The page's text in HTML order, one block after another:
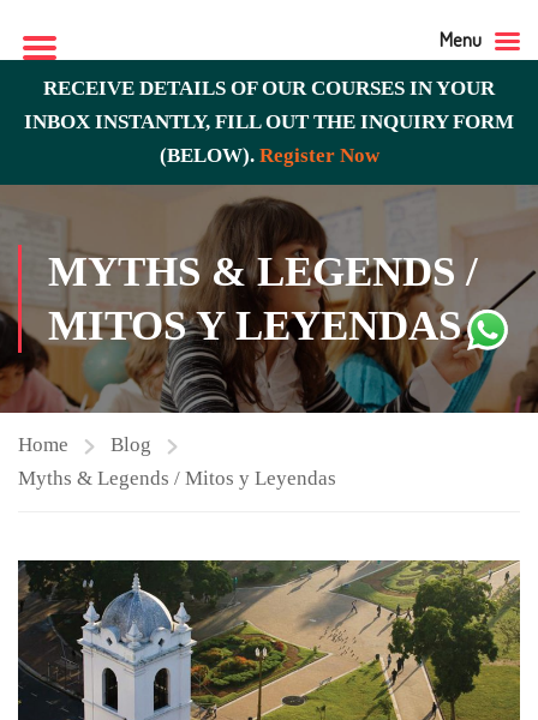
RECEIVE DETAILS OF OUR COURSES IN YOUR
INBOX INSTANTLY, FILL OUT THE INQUIRY FORM
(BELOW). Register Now
MYTHS & LEGENDS /
MITOS Y LEYENDAS
Home
Blog
Myths & Legends / Mitos y Leyendas
Menu